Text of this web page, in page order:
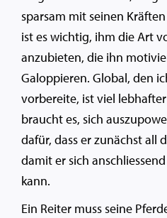
sparsam mit seinen
ist es wichtig, ihm die Art
anzubieten, die ihn
Galoppieren. Global, den
vorbereite, ist viel
braucht es, sich
dafür, dass er zunächst all
damit er sich
kann.
Ein Reiter muss seine